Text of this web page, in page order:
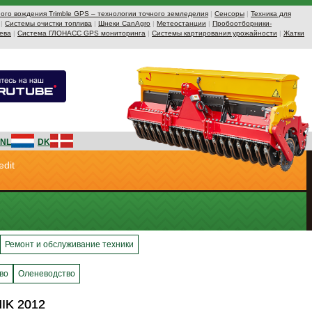
вождения Trimble GPS – технологии точного земледелия | Сенсоры | Техника для
| Системы очистки топлива | Шнеки CanAgro | Метеостанции | Пробоотборники-
| Система ГЛОНАСС GPS мониторинга | Системы картирования урожайности | Жатки
NL DK
Ремонт и обслуживание техники
Оленеводство
2012
2012